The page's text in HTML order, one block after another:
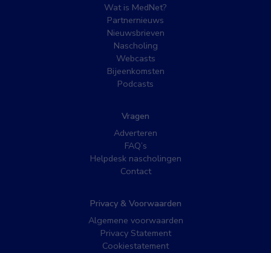
Wat is MedNet?
Partnernieuws
Nieuwsbrieven
Nascholing
Webcasts
Bijeenkomsten
Podcasts
Vragen
Adverteren
FAQ’s
Helpdesk nascholingen
Contact
Privacy & Voorwaarden
Algemene voorwaarden
Privacy Statement
Cookiestatement